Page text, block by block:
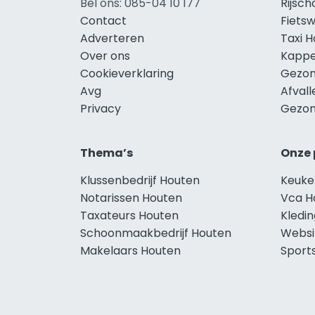
Contact
Adverteren
Over ons
Cookieverklaring
Avg
Privacy
Taxi
Thema’s
Klussenbedrijf Houten
Notarissen Houten
Taxateurs Houten
Schoonmaakbedrijf Houten
Makelaars Houten
Vca